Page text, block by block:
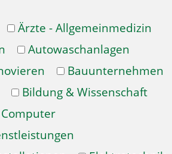
Ärzte - Allgemeinmedizin
Autowaschanlagen
Bauunternehmen
Bildung & Wissenschaft
Computer